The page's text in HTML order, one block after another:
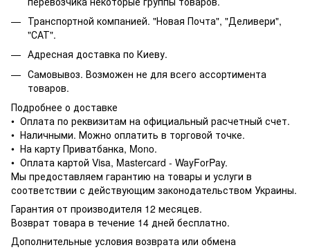
Транспортной компанией. "Новая Почта", "Деливери",
"САТ".
Адресная доставка по Киеву.
Самовывоз. Возможен не для всего ассортимента
товаров.
Подробнее о доставке
• Оплата по реквизитам на официальный расчетный счет.
• Наличными. Можно оплатить в торговой точке.
• На карту Приватбанка, Mono.
• Оплата картой Visa, Mastercard - WayForPay.
Мы предоставляем гарантию на товары и услуги в
соответствии с действующим законодательством Украины.
Гарантия от производителя 12 месяцев.
Возврат товара в течение 14 дней бесплатно.
Дополнительные условия возврата или обмена